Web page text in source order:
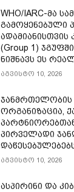
WHO/IARC-მა
გამოყენებული
ადამიანისთვის
(Group 1)
ნიშნავს ეს
აგვისტო 10, 2026
ორგანიზაცია,
პირველადი
აგვისტო 10, 2026
ასპირინი და